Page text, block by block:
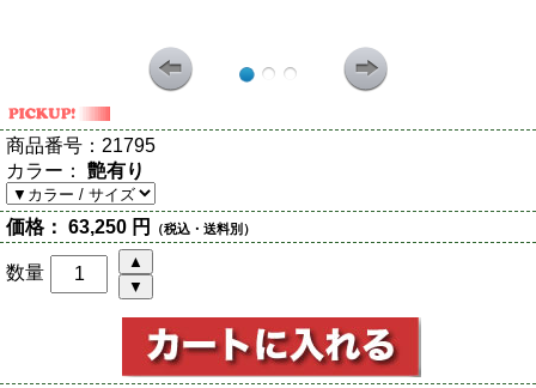
商品番号： 21795
カラー： 艶有り
価格： 63,250 円 （税込・送料別）
数量